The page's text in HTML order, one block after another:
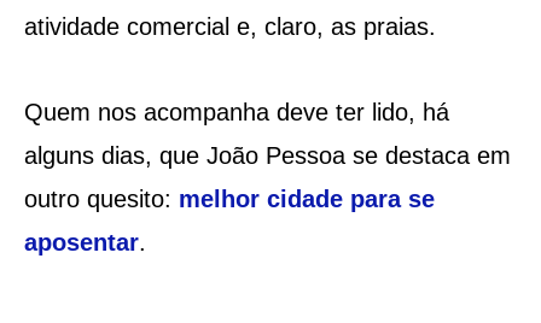
atividade comercial e, claro, as praias.
Quem nos acompanha deve ter lido, há
alguns dias, que João Pessoa se destaca em
outro quesito: melhor cidade para se
aposentar.